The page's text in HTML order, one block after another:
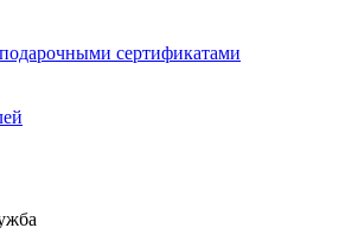
сертификатами